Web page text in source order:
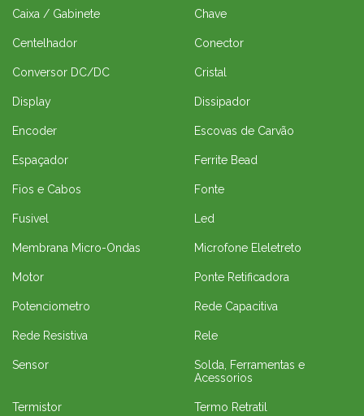
Caixa / Gabinete Chave
Centelhador Conector
Conversor DC/DC Cristal
Display Dissipador
Encoder Escovas de Carvão
Espaçador Ferrite Bead
Fios e Cabos Fonte
Fusivel Led
Membrana Micro-Ondas Microfone Eleletreto
Motor Ponte Retificadora
Potenciometro Rede Capacitiva
Rede Resistiva Rele
Sensor
Solda, Ferramentas e
Acessorios
Termistor Termo Retratil